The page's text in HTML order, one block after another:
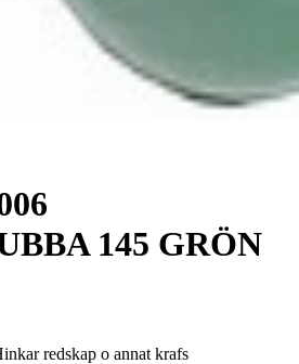
145 GRÖN
redskap o annat krafs